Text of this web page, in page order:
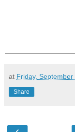
at Friday, September
Share